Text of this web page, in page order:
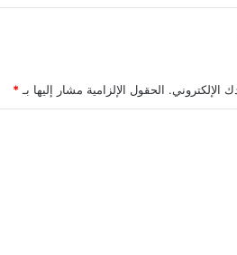
الإلكتروني. الحقول الإلزامية مشار إليها بـ *